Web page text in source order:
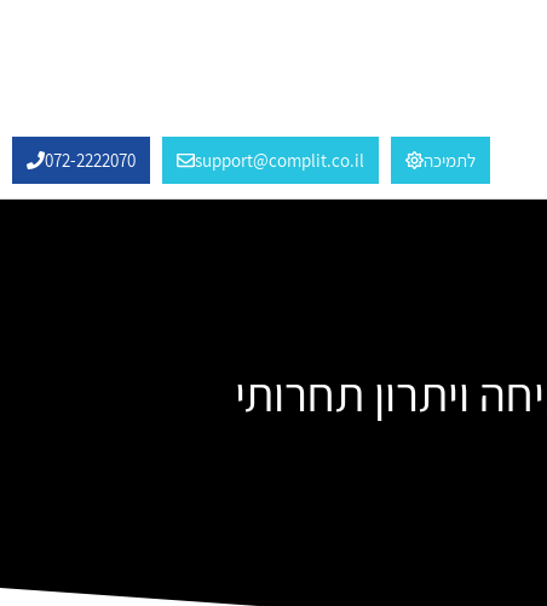
לתמיכה support@complit.co.il
072-2222070
ויתרון תחרותי